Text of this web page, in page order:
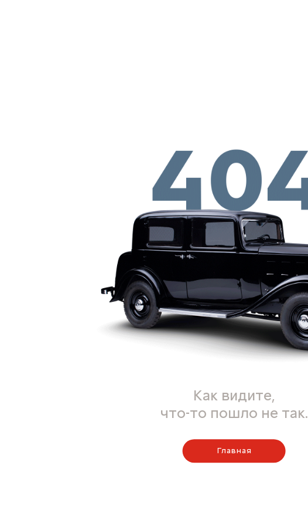
Как видите,
что-то пошло не так.
Главная